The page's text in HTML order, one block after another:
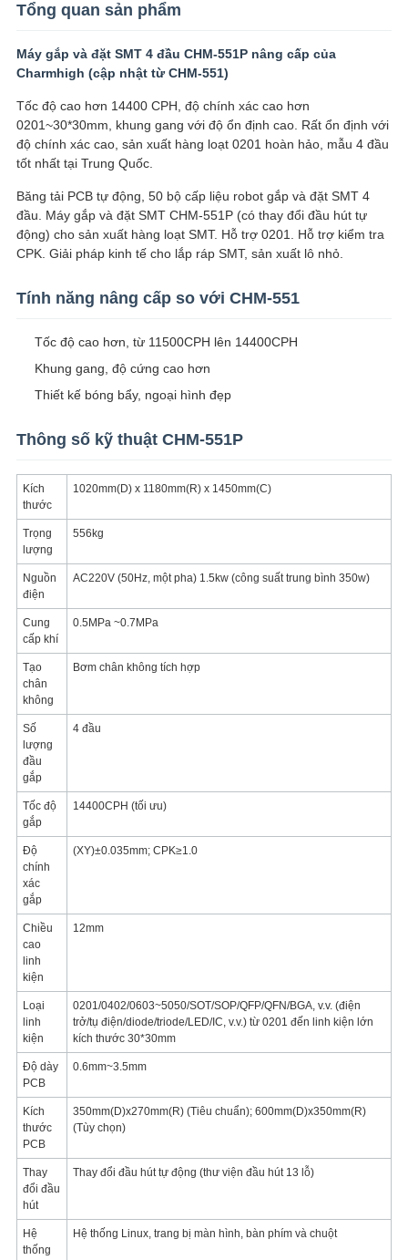
SƠ
ĐỒ
TRANG
WEB
CHÍNH
SÁCH
BẢO
MẬT
Tổng quan sản phẩm
Máy gắp và đặt SMT 4 đầu CHM-551P nâng cấp của
Charmhigh (cập nhật từ CHM-551)
Tốc độ cao hơn 14400 CPH, độ chính xác cao hơn
0201~30*30mm, khung gang với độ ổn định cao. Rất ổn định với
độ chính xác cao, sản xuất hàng loạt 0201 hoàn hảo, mẫu 4 đầu
tốt nhất tại Trung Quốc.
Băng tải PCB tự động, 50 bộ cấp liệu robot gắp và đặt SMT 4
đầu. Máy gắp và đặt SMT CHM-551P (có thay đổi đầu hút tự
động) cho sản xuất hàng loạt SMT. Hỗ trợ 0201. Hỗ trợ kiểm tra
CPK. Giải pháp kinh tế cho lắp ráp SMT, sản xuất lô nhỏ.
Tính năng nâng cấp so với CHM-551
Tốc độ cao hơn, từ 11500CPH lên 14400CPH
Khung gang, độ cứng cao hơn
Thiết kế bóng bẩy, ngoại hình đẹp
Thông số kỹ thuật CHM-551P
Kích
thước
1020mm(D) x 1180mm(R) x 1450mm(C)
Trọng
lượng
556kg
Nguồn
điện
AC220V (50Hz, một pha) 1.5kw (công suất trung bình 350w)
Cung
cấp khí
0.5MPa ~0.7MPa
Tạo
chân
không
Bơm chân không tích hợp
Số
lượng
đầu
gắp
4 đầu
Tốc độ
gắp
14400CPH (tối ưu)
Độ
chính
xác
gắp
(XY)±0.035mm; CPK≥1.0
Chiều
cao
linh
kiện
12mm
Loại
linh
kiện
0201/0402/0603~5050/SOT/SOP/QFP/QFN/BGA, v.v. (điện
trở/tụ điện/diode/triode/LED/IC, v.v.) từ 0201 đến linh kiện lớn
kích thước 30*30mm
Độ dày
PCB
0.6mm~3.5mm
Kích
thước
PCB
350mm(D)x270mm(R) (Tiêu chuẩn); 600mm(D)x350mm(R)
(Tùy chọn)
Thay
đổi đầu
hút
Thay đổi đầu hút tự động (thư viện đầu hút 13 lỗ)
Hệ
thống
Hệ thống Linux, trang bị màn hình, bàn phím và chuột